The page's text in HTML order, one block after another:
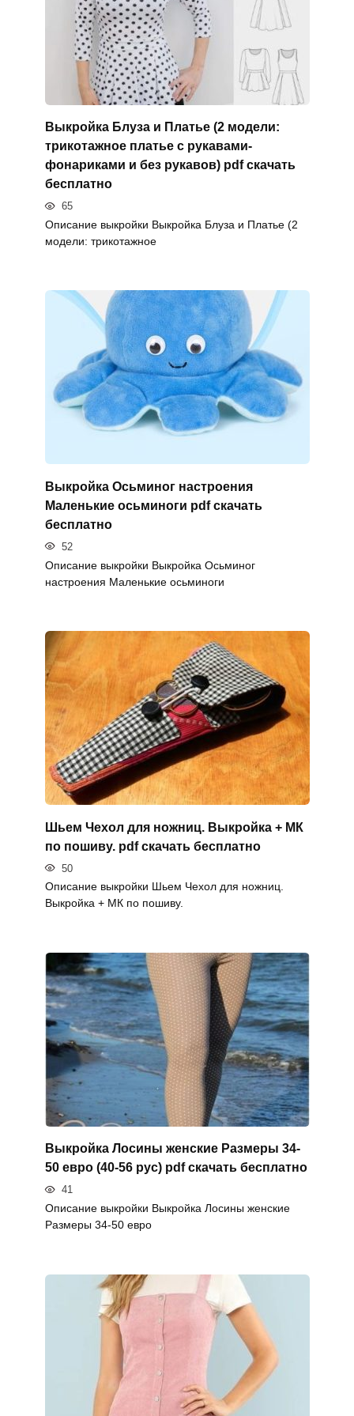
Выкройка Блуза и Платье (2 модели:
трикотажное платье с рукавами-
фонариками и без рукавов) pdf скачать
бесплатно
65
Описание выкройки Выкройка Блуза и Платье (2
модели: трикотажное
Выкройка Осьминог настроения
Маленькие осьминоги pdf скачать
бесплатно
52
Описание выкройки Выкройка Осьминог
настроения Маленькие осьминоги
Шьем Чехол для ножниц. Выкройка + МК
по пошиву. pdf скачать бесплатно
50
Описание выкройки Шьем Чехол для ножниц.
Выкройка + МК по пошиву.
Выкройка Лосины женские Размеры 34-
50 евро (40-56 рус) pdf скачать бесплатно
41
Описание выкройки Выкройка Лосины женские
Размеры 34-50 евро